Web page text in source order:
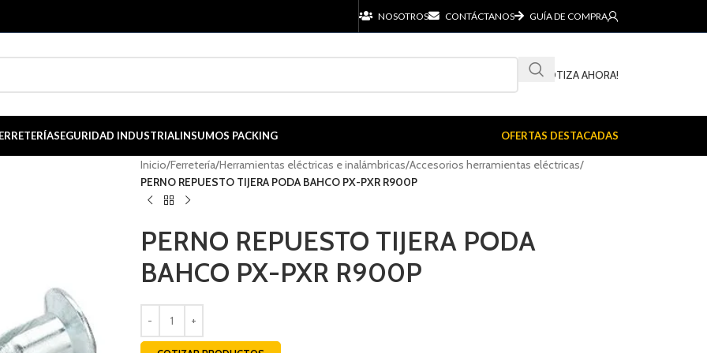
NOSOTROS CONTÁCTANOS GUÍA DE COMPRA
¡COTIZA AHORA!
SEGURIDAD INDUSTRIALINSUMOS PACKING OFERTAS DESTACADAS
Inicio/Ferretería/Herramientas eléctricas e inalámbricas/Accesorios herramientas eléctricas/
PERNO REPUESTO TIJERA PODA BAHCO PX-PXR R900P
PERNO REPUESTO TIJERA PODA
BAHCO PX-PXR R900P